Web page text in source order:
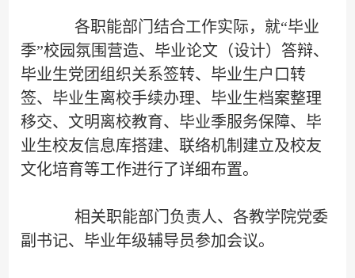
各职能部门结合工作实际，就“毕业
季”校园氛围营造、毕业论文（设计）答辩、
毕业生党团组织关系签转、毕业生户口转
签、毕业生离校手续办理、毕业生档案整理
移交、文明离校教育、毕业季服务保障、毕
业生校友信息库搭建、联络机制建立及校友
文化培育等工作进行了详细布置。
相关职能部门负责人、各教学院党委
副书记、毕业年级辅导员参加会议。